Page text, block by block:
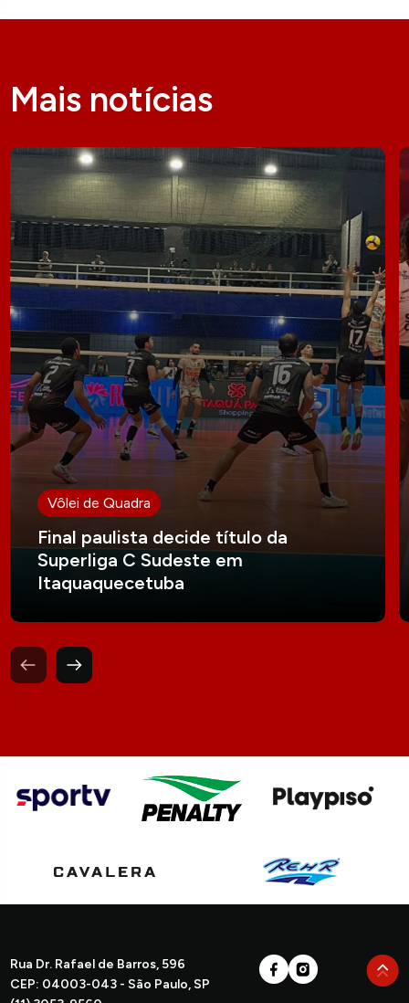
Mais notícias
Vôlei de Quadra
Final paulista decide título da
Superliga C Sudeste em
Itaquaquecetuba
Rua Dr. Rafael de Barros, 596
CEP: 04003-043 - São Paulo, SP